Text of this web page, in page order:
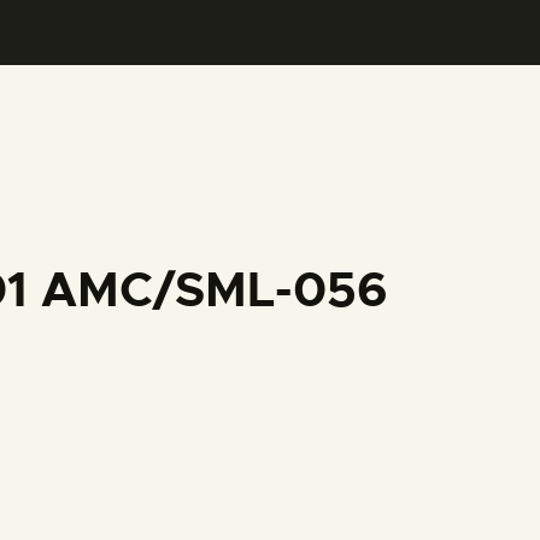
AMC/SML-056